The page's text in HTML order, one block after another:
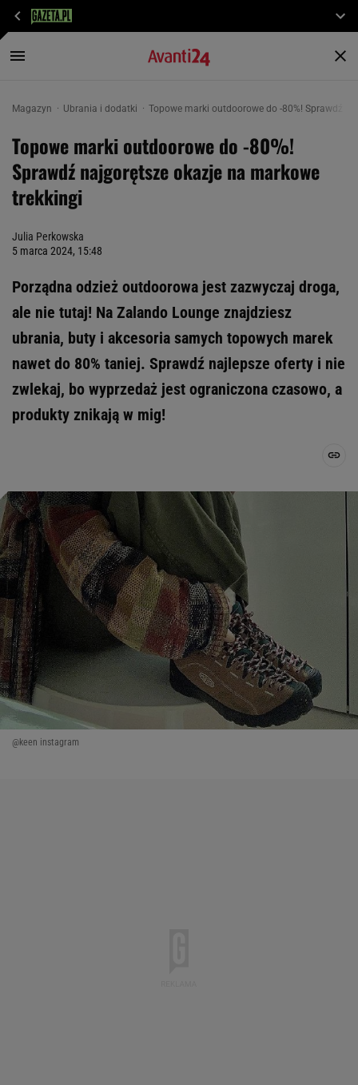
Magazyn Ubrania i dodatki Topowe marki outdoorowe do -80%! Sprawdź
Topowe marki outdoorowe do -80%!
Sprawdź najgorętsze okazje na markowe
trekkingi
Julia Perkowska
5 marca 2024, 15:48
Porządna odzież outdoorowa jest zazwyczaj droga,
ale nie tutaj! Na Zalando Lounge znajdziesz
ubrania, buty i akcesoria samych topowych marek
nawet do 80% taniej. Sprawdź najlepsze oferty i nie
zwlekaj, bo wyprzedaż jest ograniczona czasowo, a
produkty znikają w mig!
@keen instagram